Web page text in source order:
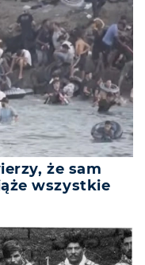
że sam
wszystkie